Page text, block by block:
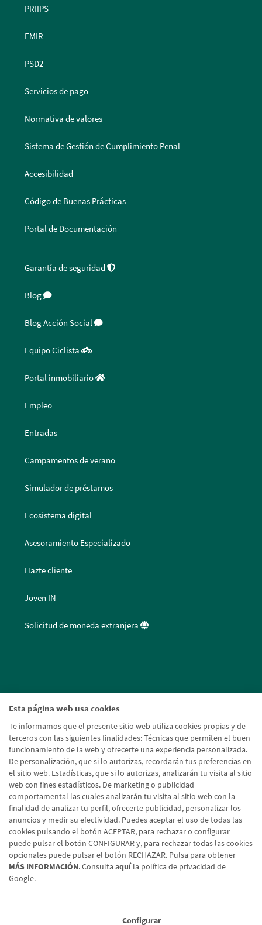
Esta página web usa cookies
Te informamos que el presente sitio web utiliza cookies propias y de
terceros con las siguientes finalidades: Técnicas que permiten el buen
funcionamiento de la web y ofrecerte una experiencia personalizada.
De personalización, que si lo autorizas, recordarán tus preferencias en
el sitio web. Estadísticas, que si lo autorizas, analizarán tu visita al sitio
web con fines estadísticos. De marketing o publicidad
comportamental las cuales analizarán tu visita al sitio web con la
finalidad de analizar tu perfil, ofrecerte publicidad, personalizar los
anuncios y medir su efectividad. Puedes aceptar el uso de todas las
cookies pulsando el botón ACEPTAR, para rechazar o configurar
puede pulsar el botón CONFIGURAR y, para rechazar todas las cookies
opcionales puede pulsar el botón RECHAZAR. Pulsa para obtener
MÁS INFORMACIÓN. Consulta aquíla política de privacidad de
Google.
Configurar
PRIIPS
EMIR
PSD2
Servicios de pago
Normativa de valores
Sistema de Gestión de Cumplimiento Penal
Accesibilidad
Código de Buenas Prácticas
Portal de Documentación
Garantía de seguridad
Blog
Blog Acción Social
Equipo Ciclista
Portal inmobiliario
Empleo
Entradas
Campamentos de verano
Simulador de préstamos
Ecosistema digital
Asesoramiento Especializado
Hazte cliente
Joven IN
Solicitud de moneda extranjera
Aviso legal